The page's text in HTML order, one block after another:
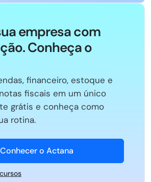
empresa com
Conheça o
financeiro, estoque e
fiscais em um único
grátis e conheça como
rotina.
Conhecer o Actana